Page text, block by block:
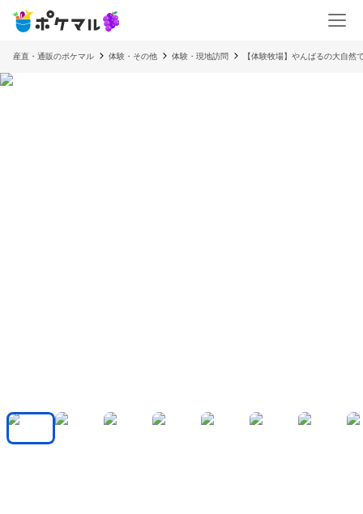
産直・通販のポケマル 体験・その他 体験・現地訪問 【体験牧場】やんばるの大自然